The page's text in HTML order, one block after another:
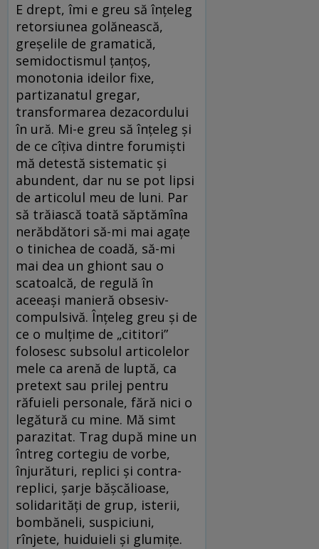
E drept, îmi e greu să înţeleg
retorsiunea golănească,
greşelile de gramatică,
semidoctismul ţanţoş,
monotonia ideilor fixe,
partizanatul gregar,
transformarea dezacordului
în ură. Mi-e greu să înţeleg şi
de ce cîţiva dintre forumişti
mă detestă sistematic şi
abundent, dar nu se pot lipsi
de articolul meu de luni. Par
să trăiască toată săptămîna
nerăbdători să-mi mai agaţe
o tinichea de coadă, să-mi
mai dea un ghiont sau o
scatoalcă, de regulă în
aceeaşi manieră obsesiv-
compulsivă. Înţeleg greu şi de
ce o mulţime de „cititori”
folosesc subsolul articolelor
mele ca arenă de luptă, ca
pretext sau prilej pentru
răfuieli personale, fără nici o
legătură cu mine. Mă simt
parazitat. Trag după mine un
întreg cortegiu de vorbe,
înjurături, replici şi contra-
replici, şarje băşcălioase,
solidarităţi de grup, isterii,
bombăneli, suspiciuni,
rînjete, huiduieli şi glumiţe.